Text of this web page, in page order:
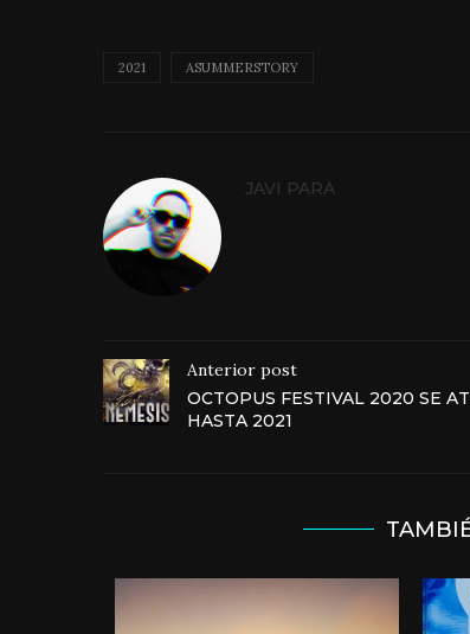
2021 ASUMMERSTORY
JAVI PARA
Anterior post
OCTOPUS FESTIVAL 2020 SE
HASTA 2021